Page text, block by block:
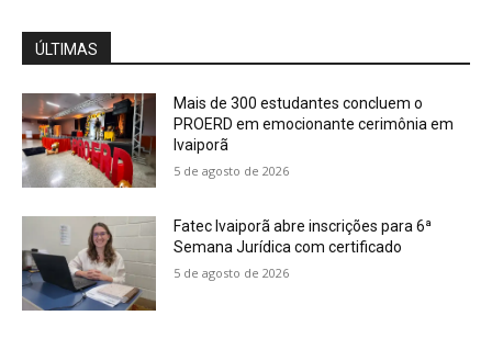
ÚLTIMAS
Mais de 300 estudantes concluem o
PROERD em emocionante cerimônia em
Ivaiporã
5 de agosto de 2026
Fatec Ivaiporã abre inscrições para 6ª
Semana Jurídica com certificado
5 de agosto de 2026